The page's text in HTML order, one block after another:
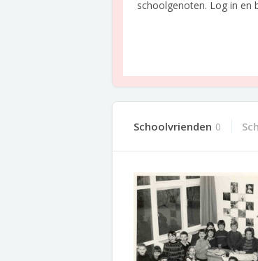
schoolgenoten. Log in en
Schoolvrienden 0